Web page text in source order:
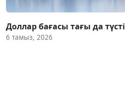
Доллар бағасы тағы да түсті
6 тамыз, 2026